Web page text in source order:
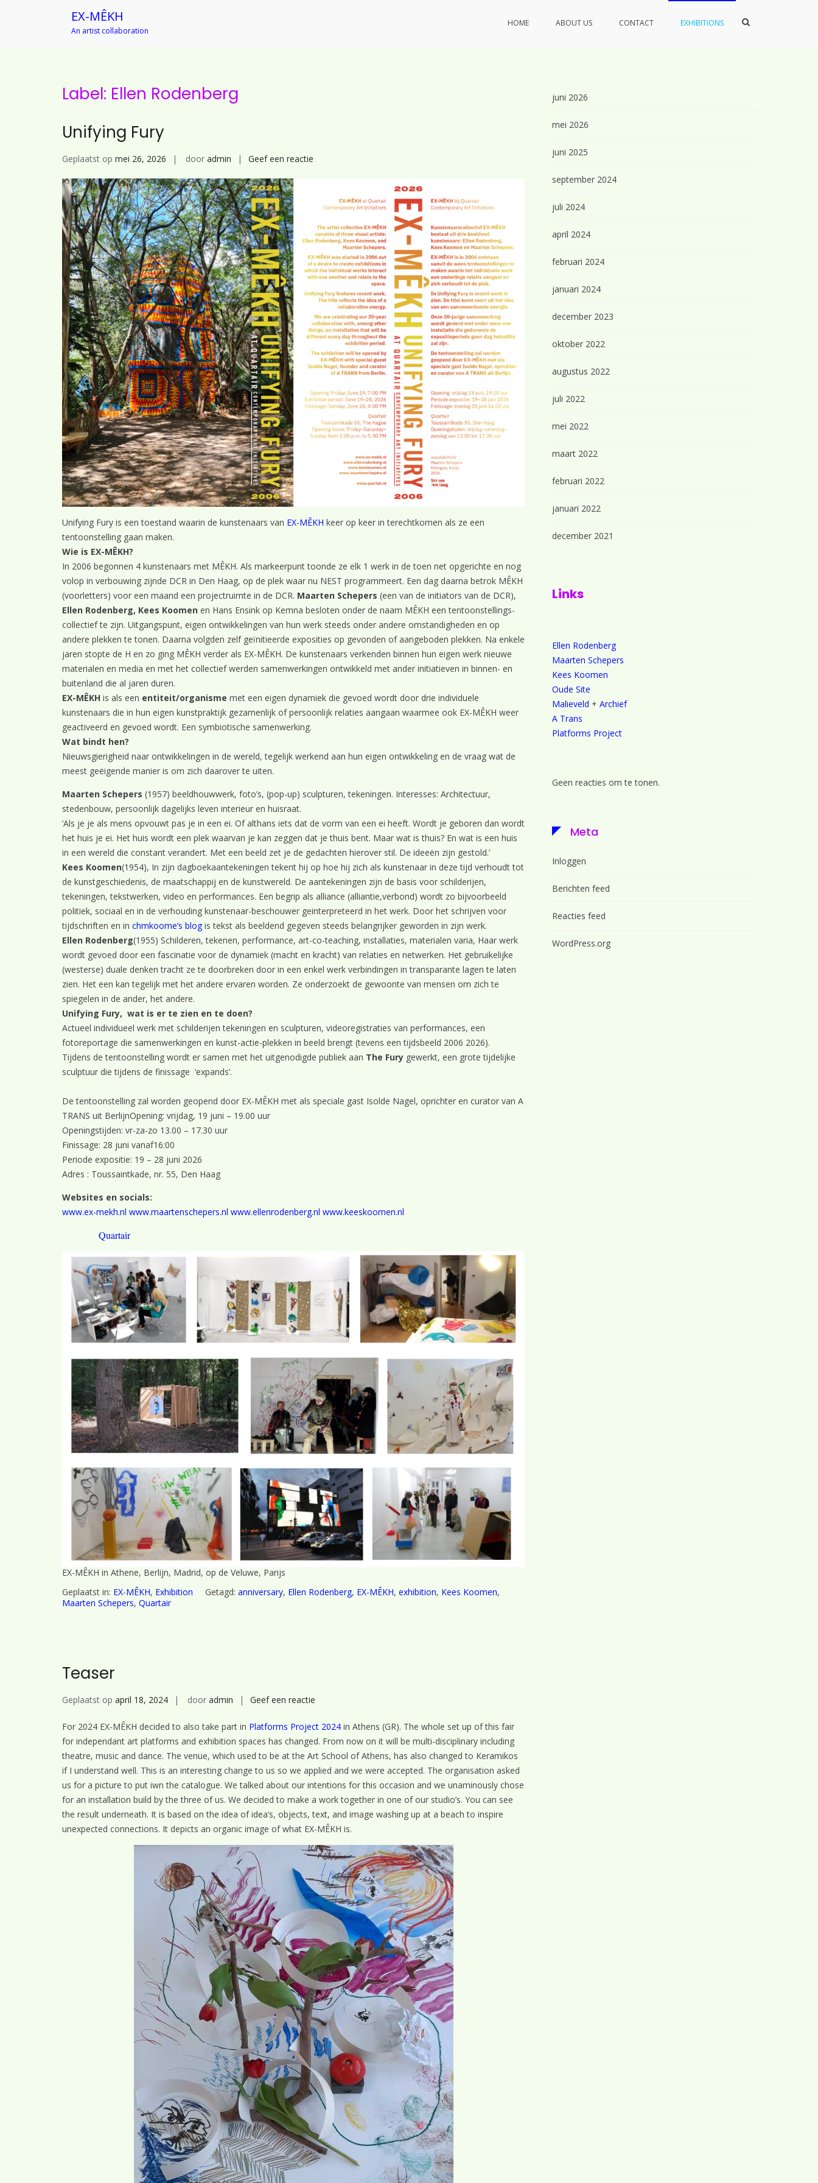
EX-MÊKH
An artist collaboration
HOME ABOUT US CONTACT EXHIBITIONS
Toon
Label: Ellen Rodenberg
Unifying Fury
Geplaatst op mei 26, 2026 door admin Geef een reactie
Unifying Fury is een toestand waarin de kunstenaars van EX-MÊKH keer op keer in terechtkomen als ze een
tentoonstelling gaan maken.
Wie is EX-MÊKH?
In 2006 begonnen 4 kunstenaars met MÊKH. Als markeerpunt toonde ze elk 1 werk in de toen net opgerichte en nog
volop in verbouwing zijnde DCR in Den Haag, op de plek waar nu NEST programmeert. Een dag daarna betrok MÊKH
(voorletters) voor een maand een projectruimte in de DCR. Maarten Schepers (een van de initiators van de DCR),
Ellen Rodenberg, Kees Koomen en Hans Ensink op Kemna besloten onder de naam MÊKH een tentoonstellings-
collectief te zijn. Uitgangspunt, eigen ontwikkelingen van hun werk steeds onder andere omstandigheden en op
andere plekken te tonen. Daarna volgden zelf geïnitieerde exposities op gevonden of aangeboden plekken. Na enkele
jaren stopte de H en zo ging MÊKH verder als EX-MÊKH. De kunstenaars verkenden binnen hun eigen werk nieuwe
materialen en media en met het collectief werden samenwerkingen ontwikkeld met ander initiatieven in binnen- en
buitenland die al jaren duren.
EX-MÊKH is als een entiteit/organisme met een eigen dynamiek die gevoed wordt door drie individuele
kunstenaars die in hun eigen kunstpraktijk gezamenlijk of persoonlijk relaties aangaan waarmee ook EX-MÊKH weer
geactiveerd en gevoed wordt. Een symbiotische samenwerking.
Wat bindt hen?
Nieuwsgierigheid naar ontwikkelingen in de wereld, tegelijk werkend aan hun eigen ontwikkeling en de vraag wat de
meest geëigende manier is om zich daarover te uiten.
Maarten Schepers (1957) beeldhouwwerk, foto’s, (pop-up) sculpturen, tekeningen. Interesses: Architectuur,
stedenbouw, persoonlijk dagelijks leven interieur en huisraat.
‘Als je je als mens opvouwt pas je in een ei. Of althans iets dat de vorm van een ei heeft. Wordt je geboren dan wordt
het huis je ei. Het huis wordt een plek waarvan je kan zeggen dat je thuis bent. Maar wat is thuis? En wat is een huis
in een wereld die constant verandert. Met een beeld zet je de gedachten hierover stil. De ideeën zijn gestold.’
Kees Koomen(1954), In zijn dagboekaantekeningen tekent hij op hoe hij zich als kunstenaar in deze tijd verhoudt tot
de kunstgeschiedenis, de maatschappij en de kunstwereld. De aantekeningen zijn de basis voor schilderijen,
tekeningen, tekstwerken, video en performances. Een begrip als alliance (alliantie,verbond) wordt zo bijvoorbeeld
politiek, sociaal en in de verhouding kunstenaar-beschouwer geinterpreteerd in het werk. Door het schrijven voor
tijdschriften en in chmkoome’s blog is tekst als beeldend gegeven steeds belangrijker geworden in zijn werk.
Ellen Rodenberg(1955) Schilderen, tekenen, performance, art-co-teaching, installaties, materialen varia, Haar werk
wordt gevoed door een fascinatie voor de dynamiek (macht en kracht) van relaties en netwerken. Het gebruikelijke
(westerse) duale denken tracht ze te doorbreken door in een enkel werk verbindingen in transparante lagen te laten
zien. Het een kan tegelijk met het andere ervaren worden. Ze onderzoekt de gewoonte van mensen om zich te
spiegelen in de ander, het andere.
Unifying Fury, wat is er te zien en te doen?
Actueel individueel werk met schilderijen tekeningen en sculpturen, videoregistraties van performances, een
fotoreportage die samenwerkingen en kunst-actie-plekken in beeld brengt (tevens een tijdsbeeld 2006 2026).
Tijdens de tentoonstelling wordt er samen met het uitgenodigde publiek aan The Fury gewerkt, een grote tijdelijke
sculptuur die tijdens de finissage ‘expands’.
De tentoonstelling zal worden geopend door EX-MÊKH met als speciale gast Isolde Nagel, oprichter en curator van A
TRANS uit BerlijnOpening: vrijdag, 19 juni – 19.00 uur
Openingstijden: vr-za-zo 13.00 – 17.30 uur
Finissage: 28 juni vanaf16:00
Periode expositie: 19 – 28 juni 2026
Adres : Toussaintkade, nr. 55, Den Haag
Websites en socials:
www.ex-mekh.nl www.maartenschepers.nl www.ellenrodenberg.nl www.keeskoomen.nl
Quartair
EX-MÊKH in Athene, Berlijn, Madrid, op de Veluwe, Parijs
Geplaatst in: EX-MÊKH, Exhibition Getagd: anniversary, Ellen Rodenberg, EX-MÊKH, exhibition, Kees Koomen,
Maarten Schepers, Quartair
Teaser
Geplaatst op april 18, 2024 door admin Geef een reactie
For 2024 EX-MÊKH decided to also take part in Platforms Project 2024 in Athens (GR). The whole set up of this fair
for independant art platforms and exhibition spaces has changed. From now on it will be multi-disciplinary including
theatre, music and dance. The venue, which used to be at the Art School of Athens, has also changed to Keramikos
if I understand well. This is an interesting change to us so we applied and we were accepted. The organisation asked
us for a picture to put iwn the catalogue. We talked about our intentions for this occasion and we unaminously chose
for an installation build by the three of us. We decided to make a work together in one of our studio’s. You can see
the result underneath. It is based on the idea of idea’s, objects, text, and image washing up at a beach to inspire
unexpected connections. It depicts an organic image of what EX-MÊKH is.
juni 2026
mei 2026
juni 2025
september 2024
juli 2024
april 2024
februari 2024
januari 2024
december 2023
oktober 2022
augustus 2022
juli 2022
mei 2022
maart 2022
februari 2022
januari 2022
december 2021
Links
Ellen Rodenberg
Maarten Schepers
Kees Koomen
Oude Site
Malieveld + Archief
A Trans
Platforms Project
Geen reacties om te tonen.
Meta
Inloggen
Berichten feed
Reacties feed
WordPress.org